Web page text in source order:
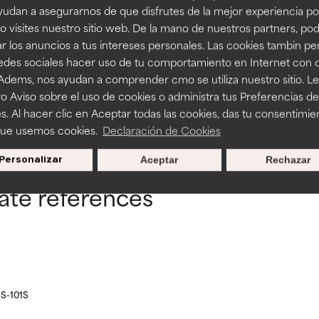
a asegurarnos de que disfrutes de la mejor experiencia
visites nuestro sitio web. De la mano de nuestros partners,
los anuncios a tus intereses personales. Las cookies tambin
sociales hacer uso de tu comportamiento en Internet con
nos ayudan a comprender cmo se utiliza nuestro sitio.
Aviso sobre el uso de cookies o administra tus Preferencias de
Al hacer clic en Aceptar todas las cookies, das tu
usemos cookies. Declaración de Cookies
Personalizar Rechazar
Aceptar
Glycerin
BACK TO SEARCH
references
101S
la estabilidad o la absorción de una fórmula.
ciertas limitaciones en cuanto a su apariencia, estabilidad o
básicos o que no cuentan con suficiente respaldo científico.
algunos beneficios se recomienda evitarlo por su
efectos adversos como irritación, inflamación o
pero con la información científica disponible pendiente
la estabilidad o la absorción de una fórmula.
ciertas limitaciones en cuanto a su apariencia, estabilidad o
básicos o que no cuentan con suficiente respaldo científico.
algunos beneficios se recomienda evitarlo por su
efectos adversos como irritación, inflamación o
pero con la información científica disponible pendiente